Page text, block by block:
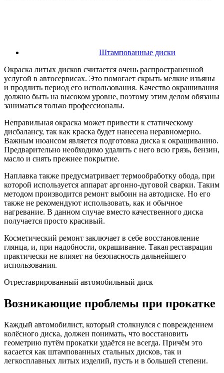
Штампованные диски
Окраска литых дисков считается очень распространенной
услугой в автосервисах. Это помогает скрыть мелкие изъяны
и продлить период его использования. Качество окрашивания
должно быть на высоком уровне, поэтому этим делом обязаны
заниматься только профессионалы.
Неправильная окраска может привести к статическому
дисбалансу, так как краска будет нанесена неравномерно.
Важным нюансом является подготовка диска к окрашиванию.
Предварительно необходимо удалить с него всю грязь, бензин,
масло и снять прежнее покрытие.
Наплавка также предусматривает термообработку обода, при
которой используется аппарат аргонно-дуговой сварки. Таким
методом производится ремонт выбоин на автодиске. Но его
также не рекомендуют использовать, как и обычное
нагревание. В данном случае вместо качественного диска
получается просто красивый.
Косметический ремонт заключает в себе восстановление
глянца, и, при надобности, окрашивание. Такая реставрация
практически не влияет на безопасность дальнейшего
использования.
Отреставрированный автомобильный диск
Возникающие проблемы при прокатке
Каждый автомобилист, который столкнулся с повреждением
колёсного диска, должен понимать, что восстановить
геометрию путём прокатки удаётся не всегда. Причём это
касается как штампованных стальных дисков, так и
легкосплавных литых изделий, пусть и в большей степени.